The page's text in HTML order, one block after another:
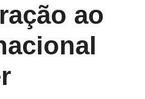
ao